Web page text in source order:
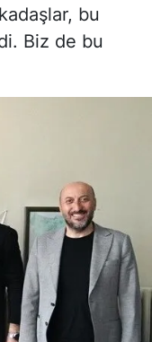
bu
Biz de bu